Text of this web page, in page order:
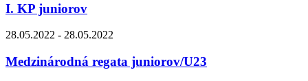
I. KP juniorov
28.05.2022 - 28.05.2022
Medzinárodná regata juniorov/U23